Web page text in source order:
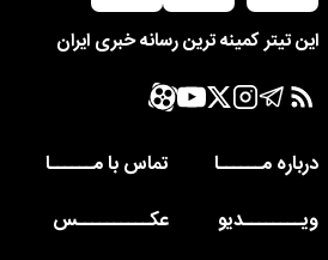
این تیتر کمینه ترین رسانه خبری ایران
درباره مــــــا
تماس با مــــــا
ویــــــــدیو
عکــــــــــس